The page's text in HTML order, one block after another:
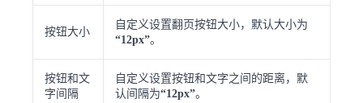
按钮大小
自定义设置翻页按钮大小，默认大小为
“12px”。
按钮和文
字间隔
自定义设置按钮和文字之间的距离，默
认间隔为“12px”。